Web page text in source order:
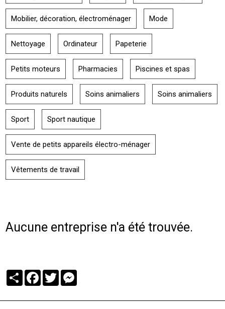
Mobilier, décoration, électroménager Mode
Nettoyage Ordinateur Papeterie
Petits moteurs Pharmacies Piscines et spas
Produits naturels Soins animaliers Soins animaliers
Sport Sport nautique
Vente de petits appareils électro-ménager
Vêtements de travail
Aucune entreprise n'a été trouvée.
PartagerFacebook
Twitter